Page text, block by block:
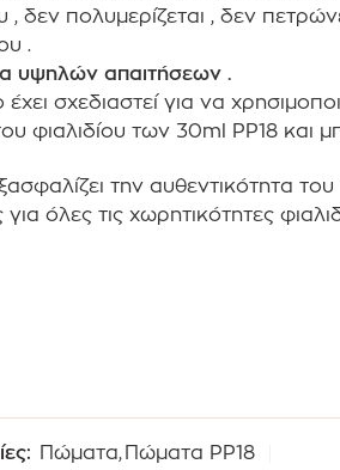
δεν πολυμερίζεται , δεν
.
υψηλών απαιτήσεων .
σχεδιαστεί για να
φιαλιδίου των 30ml PP18
την αυθεντικότητα
για όλες τις χωρητικότητες
Πώματα, Πώματα PP18